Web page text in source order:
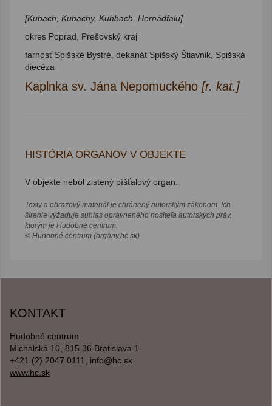
[Kubach, Kubachy, Kuhbach, Hernádfalu]
okres Poprad, Prešovský kraj
farnosť Spišské Bystré, dekanát Spišský Štiavnik, Spišská
diecéza
Kaplnka sv. Jána Nepomuckého [r. kat.]
HISTÓRIA ORGANOV V OBJEKTE
V objekte nebol zistený píšťalový organ.
Texty a obrazový materiál je chránený autorským zákonom. Ich
šírenie vyžaduje súhlas oprávneného nositeľa autorských práv,
ktorým je Hudobné centrum.
© Hudobné centrum (organy.hc.sk)
KONTAKT
Hudobné centrum
Michalská 10, 815 36 Bratislava 1
+421 (2) 2047 0111, info@hc.sk
www.hc.sk